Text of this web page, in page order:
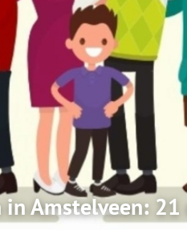
Amstelveen: